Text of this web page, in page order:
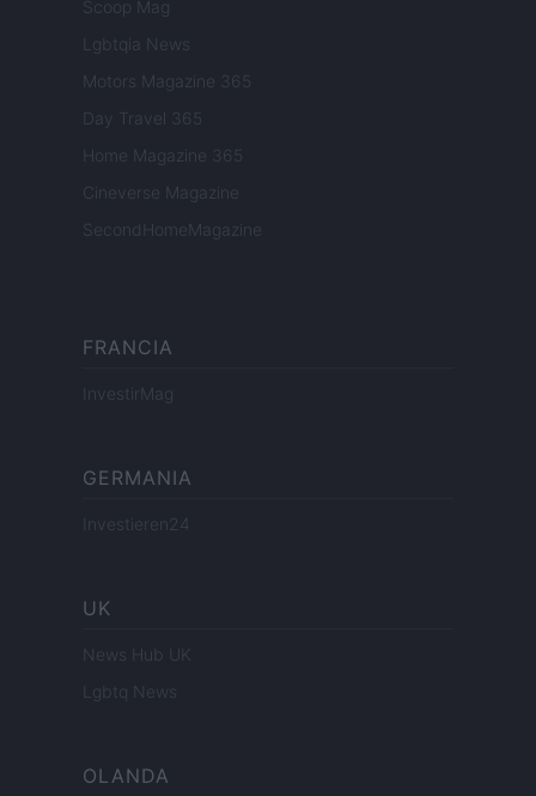
Scoop Mag
Lgbtqia News
Motors Magazine 365
Day Travel 365
Home Magazine 365
Cineverse Magazine
SecondHomeMagazine
FRANCIA
InvestirMag
GERMANIA
Investieren24
UK
News Hub UK
Lgbtq News
OLANDA